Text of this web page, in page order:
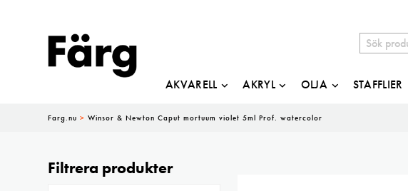
AKVARELL AKRYL OLJA STAFFLIER
Farg.nu >Winsor & Newton Caput mortuum violet 5ml Prof. watercolor
Filtrera produkter